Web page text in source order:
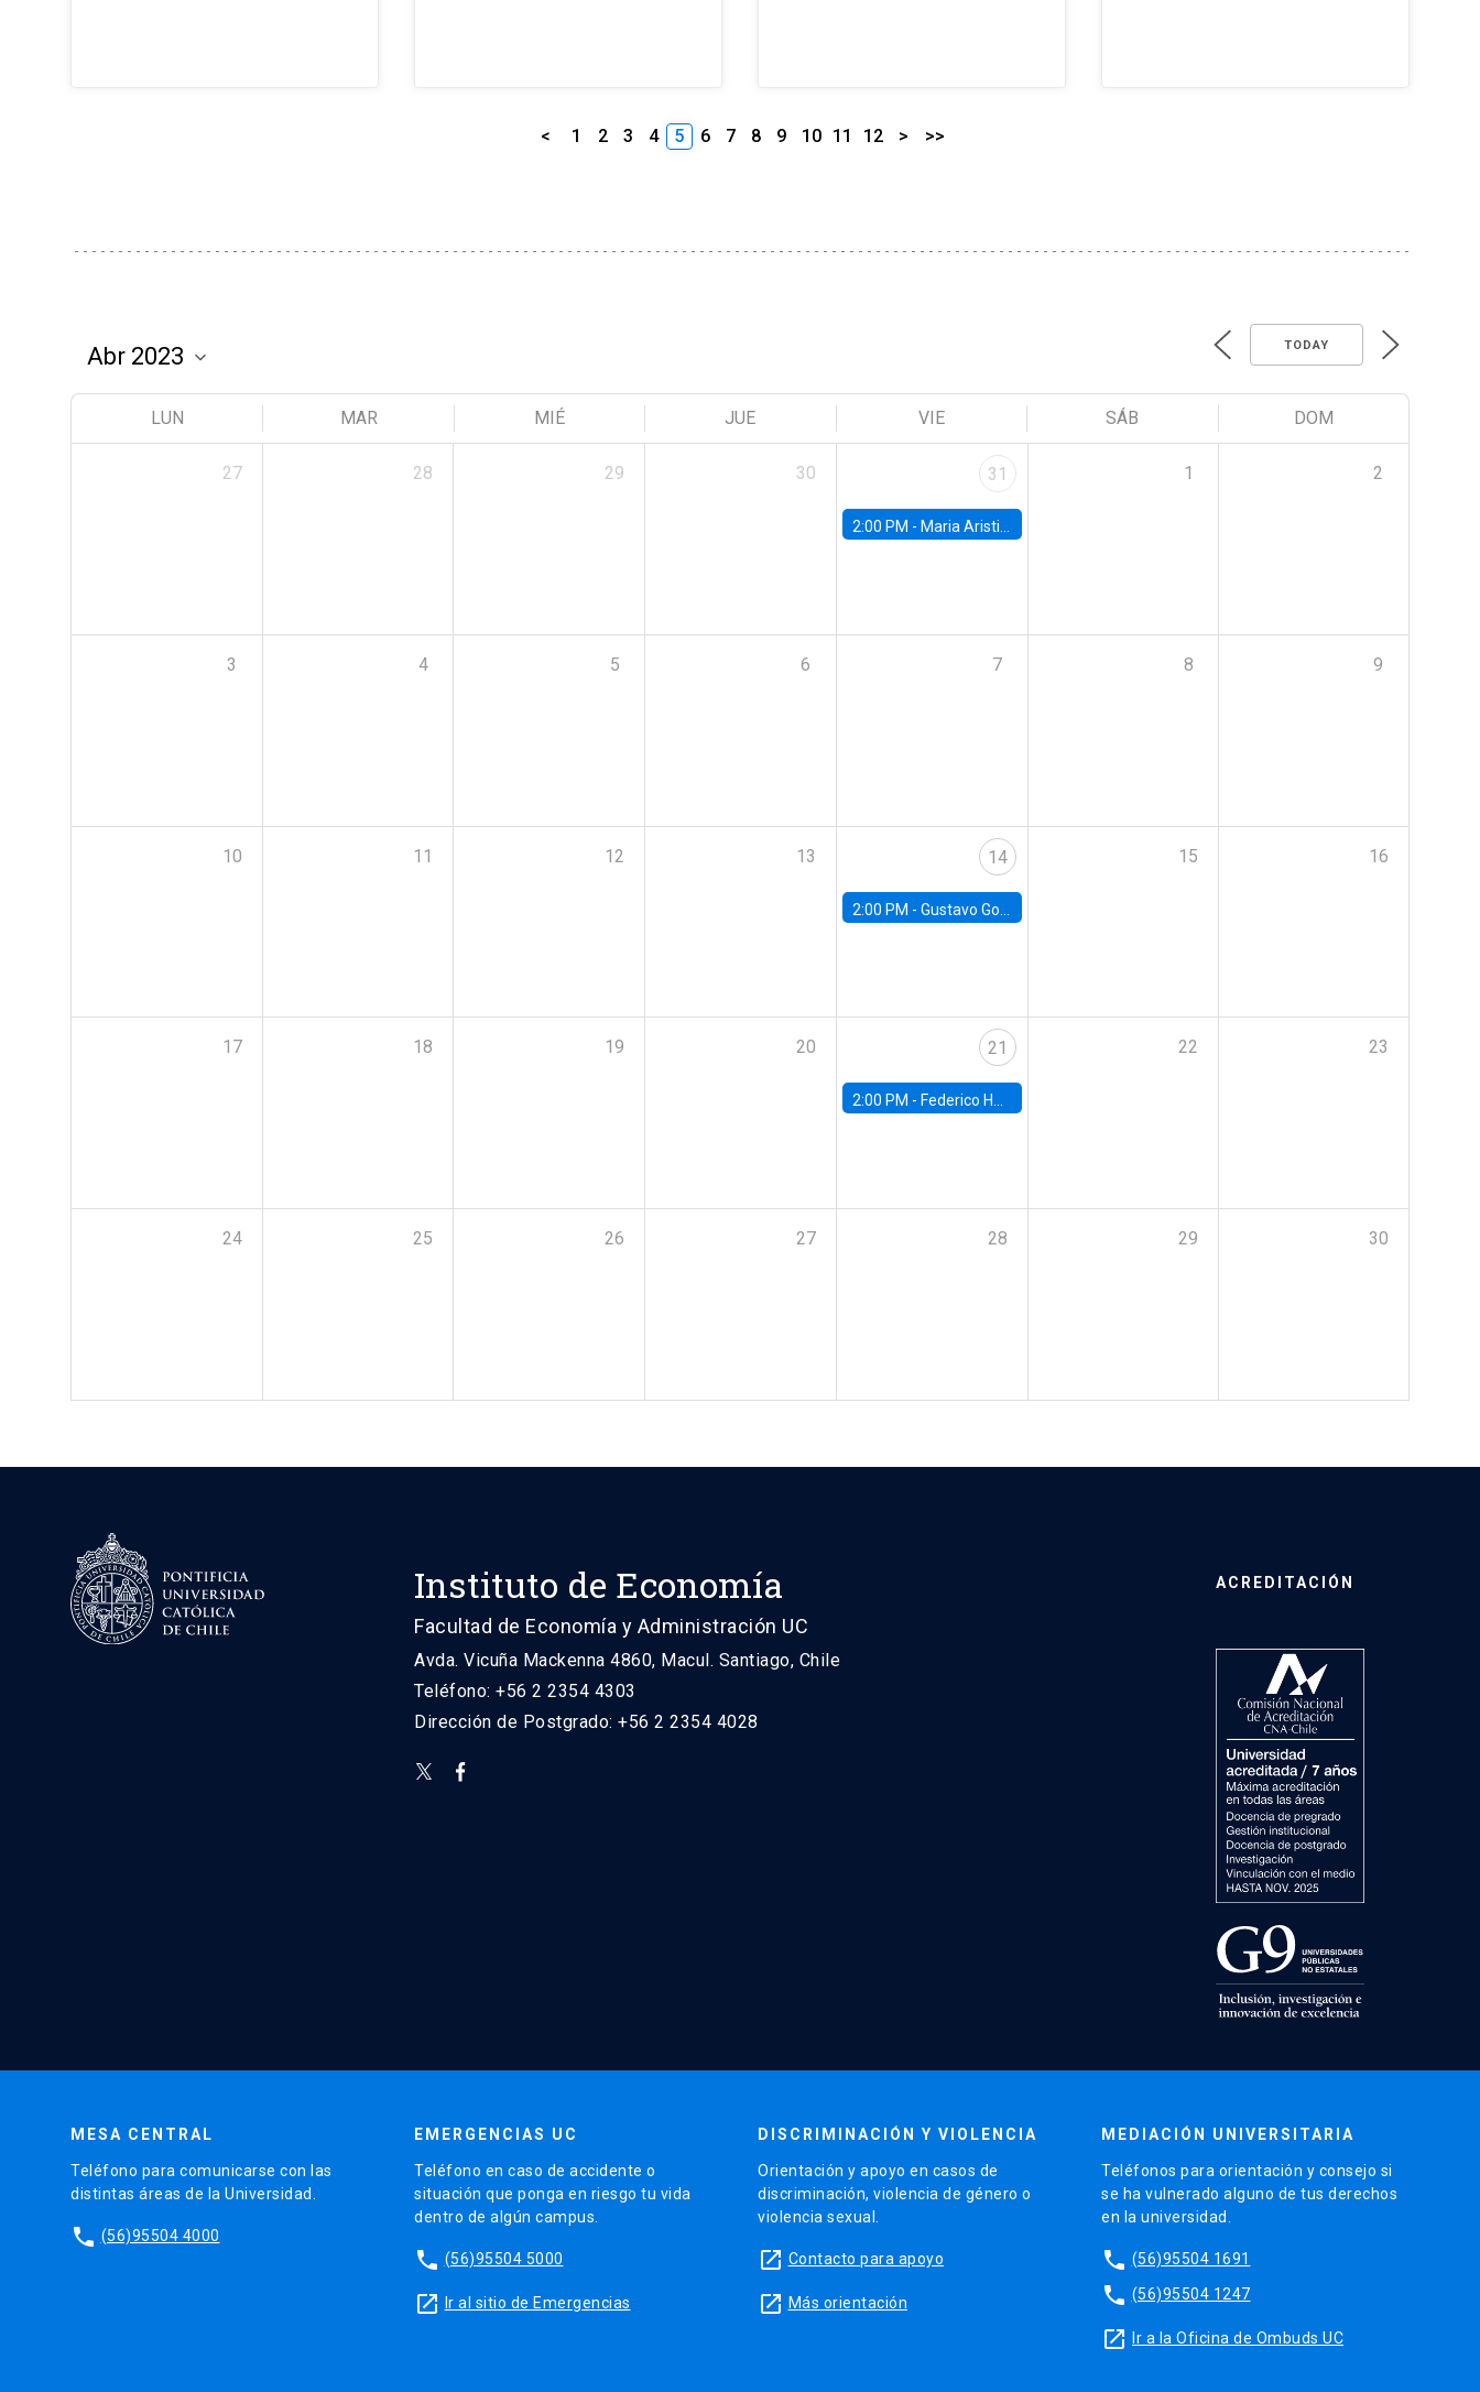
< 1 2 3 4 5 6 7 8 9 10 11 12 > >>
TODAY
LUN MAR MIÉ JUE VIE SÁB DOM
27 28 29 30 31
2:00 PM - Maria Aristizabal-Ramirez, FED Board
1 2
3 4 5 6 7 8 9
10 11 12 13 14
2:00 PM - Gustavo González - Banco Central de Chile
15 16
17 18 19 20 21
2:00 PM - Federico Huneeus - Banco Central de Chile
22 23
24 25 26 27 28 29 30
Instituto de Economía
Facultad de Economía y Administración UC
Avda. Vicuña Mackenna 4860, Macul. Santiago, Chile
Teléfono: +56 2 2354 4303
Dirección de Postgrado: +56 2 2354 4028
ACREDITACIÓN
MESA CENTRAL
Teléfono para comunicarse con las
distintas áreas de la Universidad.
phone (56)95504 4000
EMERGENCIAS UC
Teléfono en caso de accidente o
situación que ponga en riesgo tu vida
dentro de algún campus.
phone (56)95504 5000
launch Ir al sitio de Emergencias
DISCRIMINACIÓN Y VIOLENCIA
Orientación y apoyo en casos de
discriminación, violencia de género o
violencia sexual.
launch Contacto para apoyo
launch Más orientación
MEDIACIÓN UNIVERSITARIA
Teléfonos para orientación y consejo si
se ha vulnerado alguno de tus derechos
en la universidad.
phone (56)95504 1691
phone (56)95504 1247
launch Ir a la Oficina de Ombuds UC